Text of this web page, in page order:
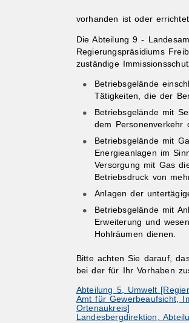
vorhanden ist oder errichtet
Die Abteilung 9 -
Regierungspräsidiums
zuständige
Betriebsgelände
Tätigkeiten, die der
Betriebsgelände mit
dem Personenverkehr
Betriebsgelände mit
Energieanlagen im
Versorgung mit Gas
Betriebsdruck von
Anlagen der
Betriebsgelände mit
Erweiterung und
Hohlräumen dienen.
Bitte achten Sie darauf,
bei der für Ihr Vorhaben
Abteilung 5, Umwelt
Amt für Gewerbeaufsicht,
Ortenaukreis]
Landesbergdirektion,